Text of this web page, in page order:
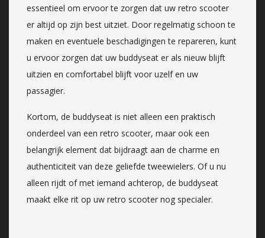
essentieel om ervoor te zorgen dat uw retro scooter
er altijd op zijn best uitziet. Door regelmatig schoon te
maken en eventuele beschadigingen te repareren, kunt
u ervoor zorgen dat uw buddyseat er als nieuw blijft
uitzien en comfortabel blijft voor uzelf en uw
passagier.
Kortom, de buddyseat is niet alleen een praktisch
onderdeel van een retro scooter, maar ook een
belangrijk element dat bijdraagt aan de charme en
authenticiteit van deze geliefde tweewielers. Of u nu
alleen rijdt of met iemand achterop, de buddyseat
maakt elke rit op uw retro scooter nog specialer.